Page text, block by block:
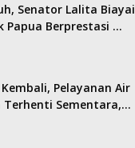
Senator Lalita Biayai
Papua Berprestasi …
Pelayanan Air
Terhenti Sementara,…